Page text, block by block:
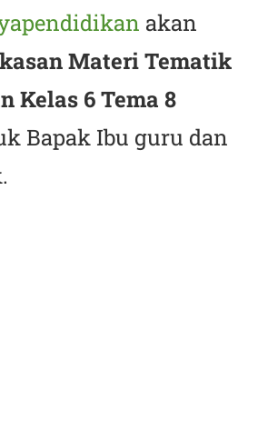
akan
Materi Tematik
Kelas 6 Tema 8
Bapak Ibu guru dan